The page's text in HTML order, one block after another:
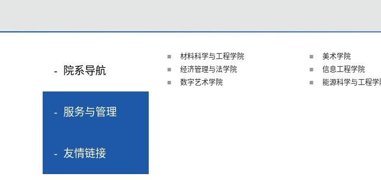
院系导航
服务与管理
友情链接
材料科学与工程学院 美术学院
经济管理与法学院
信息工程学院
数字艺术学院
能源科学与工程学